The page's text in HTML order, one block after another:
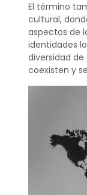
El término
cultural,
aspectos de
identidades
diversidad
coexisten y